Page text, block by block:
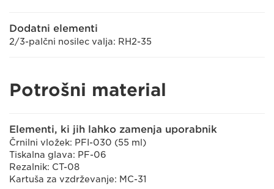
Dodatni elementi
2/3-palčni nosilec valja: RH2-35
Potrošni material
Elementi, ki jih lahko zamenja uporabnik
Črnilni vložek: PFI-030 (55 ml)
Tiskalna glava: PF-06
Rezalnik: CT-08
Kartuša za vzdrževanje: MC-31